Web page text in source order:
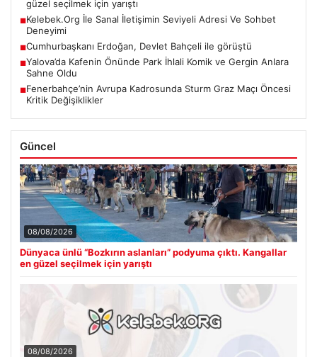
güzel seçilmek için yarıştı
■Kelebek.Org İle Sanal İletişimin Seviyeli Adresi Ve Sohbet
Deneyimi
■Cumhurbaşkanı Erdoğan, Devlet Bahçeli ile görüştü
■Yalova’da Kafenin Önünde Park İhlali Komik ve Gergin Anlara
Sahne Oldu
■Fenerbahçe’nin Avrupa Kadrosunda Sturm Graz Maçı Öncesi
Kritik Değişiklikler
Güncel
08/08/2026
Dünyaca ünlü “Bozkırın aslanları” podyuma çıktı. Kangallar
en güzel seçilmek için yarıştı
08/08/2026